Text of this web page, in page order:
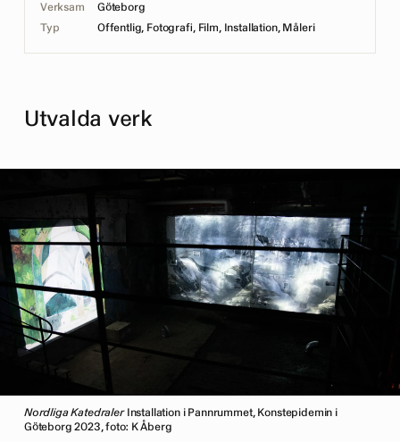
Verksam
Göteborg
Typ
Offentlig, Fotografi, Film, Installation, Måleri
Utvalda verk
Nordliga KatedralerInstallation i Pannrummet, Konstepidemin i
Göteborg 2023, foto: K Åberg